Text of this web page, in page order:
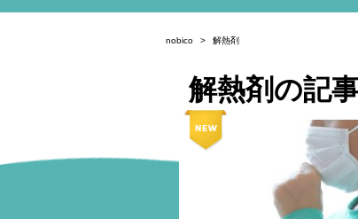
nobico 解熱剤
解熱剤の記